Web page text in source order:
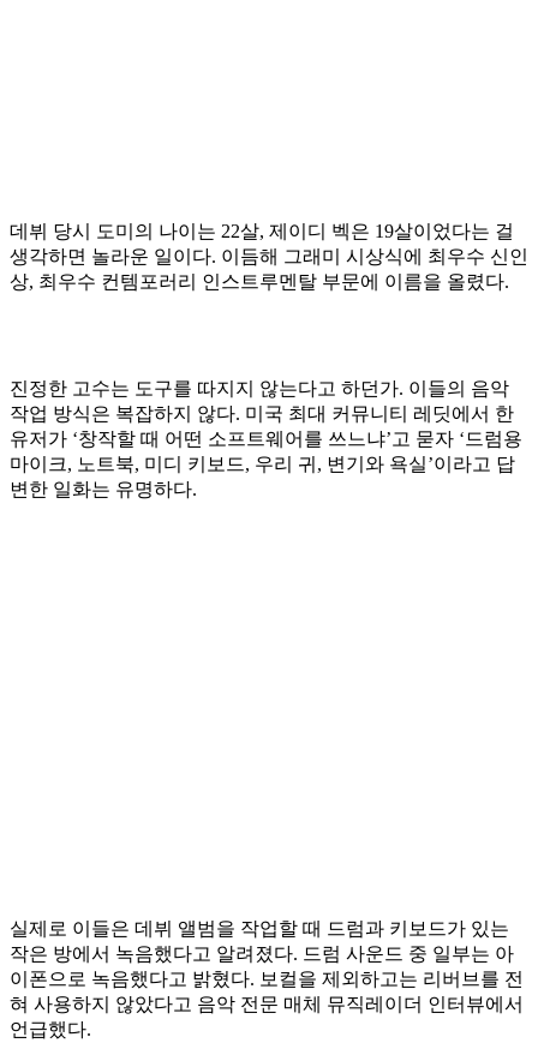
데뷔 당시 도미의 나이는 22살, 제이디 벡은 19살이었다는 걸
생각하면 놀라운 일이다. 이듬해 그래미 시상식에 최우수 신인
상, 최우수 컨템포러리 인스트루멘탈 부문에 이름을 올렸다.
진정한 고수는 도구를 따지지 않는다고 하던가. 이들의 음악
작업 방식은 복잡하지 않다. 미국 최대 커뮤니티 레딧에서 한
유저가 ‘창작할 때 어떤 소프트웨어를 쓰느냐’고 묻자 ‘드럼용
마이크, 노트북, 미디 키보드, 우리 귀, 변기와 욕실’이라고 답
변한 일화는 유명하다.
실제로 이들은 데뷔 앨범을 작업할 때 드럼과 키보드가 있는
작은 방에서 녹음했다고 알려졌다. 드럼 사운드 중 일부는 아
이폰으로 녹음했다고 밝혔다. 보컬을 제외하고는 리버브를 전
혀 사용하지 않았다고 음악 전문 매체 뮤직레이더 인터뷰에서
언급했다.